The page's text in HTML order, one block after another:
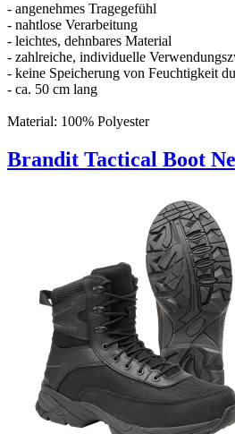
- angenehmes Tragegefühl
- nahtlose Verarbeitung
- leichtes, dehnbares Material
- zahlreiche, individuelle
- keine Speicherung von Feuchtigkeit
- ca. 50 cm lang
Material: 100% Polyester
Brandit Tactical Boot